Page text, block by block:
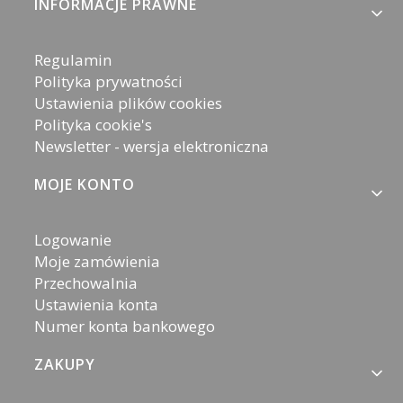
INFORMACJE PRAWNE
Regulamin
Polityka prywatności
Ustawienia plików cookies
Polityka cookie's
Newsletter - wersja elektroniczna
MOJE KONTO
Logowanie
Moje zamówienia
Przechowalnia
Ustawienia konta
Numer konta bankowego
ZAKUPY